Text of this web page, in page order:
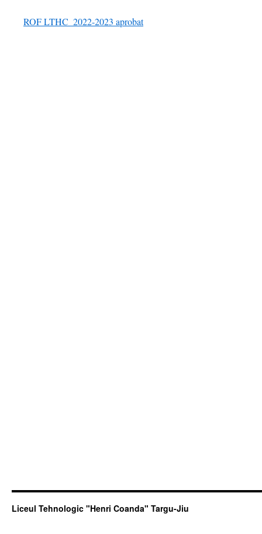
ROF LTHC_2022-2023 aprobat
Liceul Tehnologic "Henri Coanda" Targu-Jiu